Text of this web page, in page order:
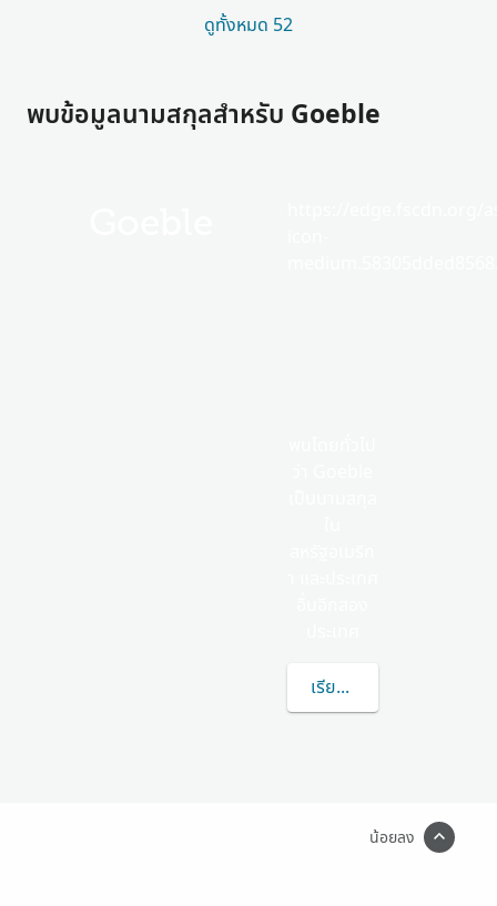
ดูทั้งหมด 52
พบข้อมูลนามสกุลสำหรับ Goeble
เรียนรู้เพิ่มเติมเกี่ยวกับ
น้อยลง